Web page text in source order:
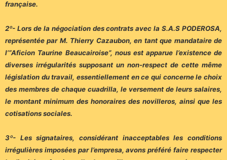
française.
2º- Lors de la négociation des contrats avec la S.A.S PODEROSA,
représentée par M. Thierry Cazaubon, en tant que mandataire de
l’“Aficion Taurine Beaucairoise”, nous est apparue l’existence de
diverses irrégularités supposant un non-respect de cette même
législation du travail, essentiellement en ce qui concerne le choix
des membres de chaque cuadrilla, le versement de leurs salaires,
le montant minimum des honoraires des novilleros, ainsi que les
cotisations sociales.
3º- Les signataires, considérant inacceptables les conditions
irrégulières imposées par l’empresa, avons préféré faire respecter